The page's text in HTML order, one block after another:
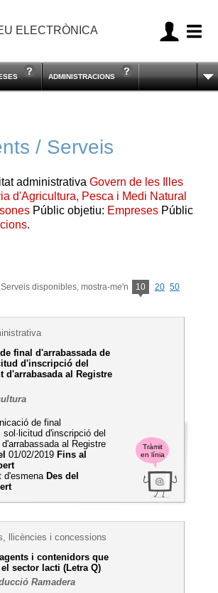
ELECTRÒNICA
ADMINISTRACIONS
/ Serveis
administrativa Govern de les Illes
d'Agricultura, Pesca i Medi Natural
Públic objetiu: Empreses Públic
.
disponibles, mostra-me'n 10 20 50
Tràmit
en línia
final d'arrabassada de
d'inscripció del
d'arrabasada al Registre
de final
d'inscripció del
al Registre
01/02/2019 Fins al
Des del
llicències i concessions
i contenidors que
sector lacti (Letra Q)
Ramadera